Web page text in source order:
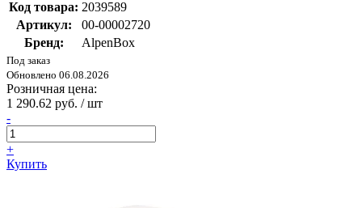
Код товара: 2039589
Артикул:
00-00002720
Бренд:
AlpenBox
Под заказ
Обновлено 06.08.2026
Розничная цена:
1 290.62 руб. / шт
-
+
Купить